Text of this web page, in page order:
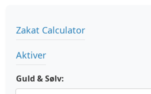
Zakat Calculator
Aktiver
Guld & Sølv: